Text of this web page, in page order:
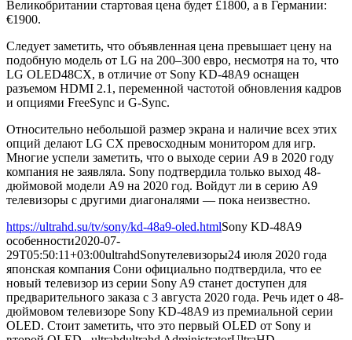
Великобритании стартовая цена будет £1800, а в Германии:
€1900.
Следует заметить, что объявленная цена превышает цену на
подобную модель от LG на 200–300 евро, несмотря на то, что
LG OLED48CX, в отличие от Sony KD-48A9 оснащен
разъемом HDMI 2.1, переменной частотой обновления кадров
и опциями FreeSync и G-Sync.
Относительно небольшой размер экрана и наличие всех этих
опций делают LG CX превосходным монитором для игр.
Многие успели заметить, что о выходе серии A9 в 2020 году
компания не заявляла. Sony подтвердила только выход 48-
дюймовой модели A9 на 2020 год. Войдут ли в серию A9
телевизоры с другими диагоналями — пока неизвестно.
https://ultrahd.su/tv/sony/kd-48a9-oled.htmlSony KD-48A9
особенности2020-07-
29T05:50:11+03:00ultrahdSonyтелевизоры24 июля 2020 года
японская компания Сони официально подтвердила, что ее
новый телевизор из серии Sony A9 станет доступен для
предварительного заказа с 3 августа 2020 года. Речь идет о 48-
дюймовом телевизоре Sony KD-48A9 из премиальной серии
OLED. Стоит заметить, что это первый OLED от Sony и